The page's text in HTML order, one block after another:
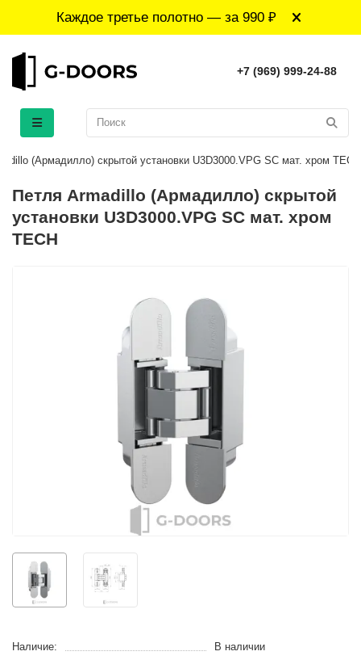
Каждое третье полотно — за 990 ₽
+7 (969) 999-24-88
(Армадилло) скрытой установки U3D3000.VPG SC мат. хром TECH
Петля Armadillo (Армадилло) скрытой
установки U3D3000.VPG SC мат. хром
TECH
Наличие: В наличии